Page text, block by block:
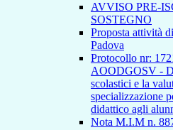
AVVISO PRE-
SOSTEGNO
Proposta attività
Padova
Protocollo nr:
AOODGOSV -
scolastici e la
specializzazione
didattico agli
Nota M.I.M n.